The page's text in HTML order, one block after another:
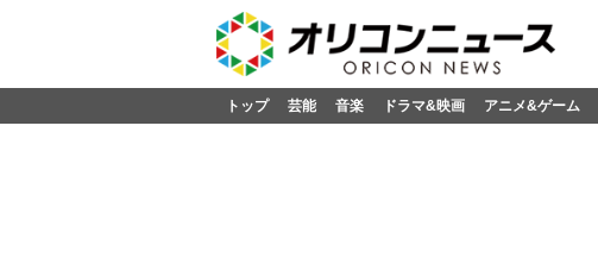
トップ 芸能 音楽 ドラマ&映画 アニメ&ゲーム